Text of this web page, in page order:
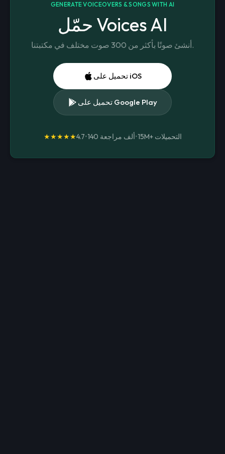
GENERATE VOICEOVERS & SONGS WITH AI
حمّل Voices AI
أنشئ صوتًا بأكثر من 300 صوت مختلف في مكتبتنا.
تحميل على iOS
تحميل على Google Play
★★★★★4.7• 140 ألف مراجعة•15M+ التحميلات